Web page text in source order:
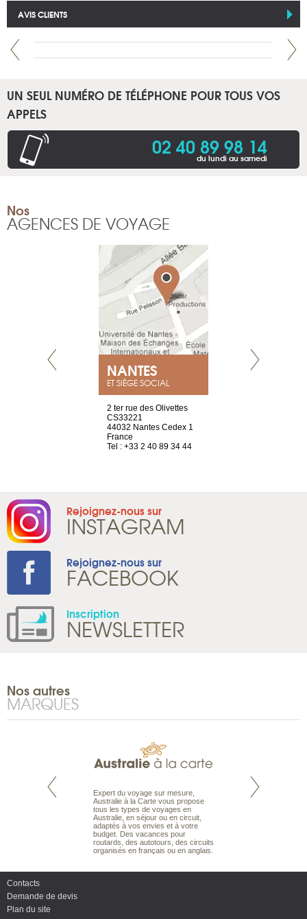
AVIS CLIENTS
UN SEUL NUMÉRO DE TÉLÉPHONE POUR TOUS VOS
APPELS
02 40 89 98 14
du lundi au samedi
Nos
AGENCES DE VOYAGE
NANTES
ET SIÈGE SOCIAL
2 ter rue des Olivettes
CS33221
44032 Nantes Cedex 1
France
Tel : +33 2 40 89 34 44
Rejoignez-nous sur
INSTAGRAM
Rejoignez-nous sur
FACEBOOK
Inscription
NEWSLETTER
Nos autres
MARQUES
est le spécialiste
Expert du voyage sur mesure,
Australie à la Carte vous propose
tous les types de voyages en
Australie, en séjour ou en circuit,
adaptés à vos envies et à votre
budget. Des vacances pour
routards, des autotours, des circuits
organisés en français ou en anglais.
Parce qu’ils sont
Contacts
Demande de devis
Plan du site